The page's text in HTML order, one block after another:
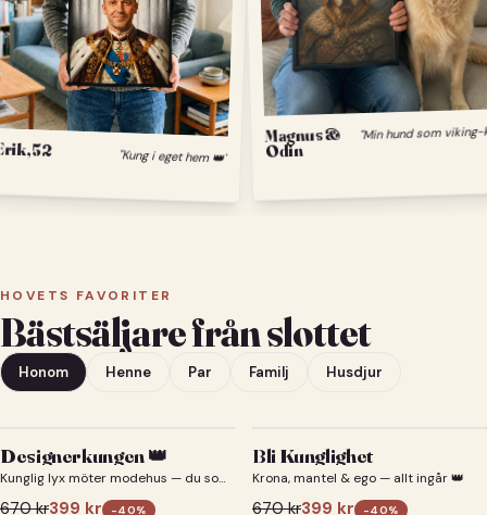
52 "Kung i eget hem 👑"
Magnus &
Odin
HOVETS FAVORITER
Bästsäljare från slottet
Honom Henne Par Familj Husdjur
Designerkungen 👑
Kunglig lyx möter modehus — du som
670kr399 kr -40%
Bli Kunglighet
Krona, mantel & ego — allt ingår 👑
670kr399 kr -40%